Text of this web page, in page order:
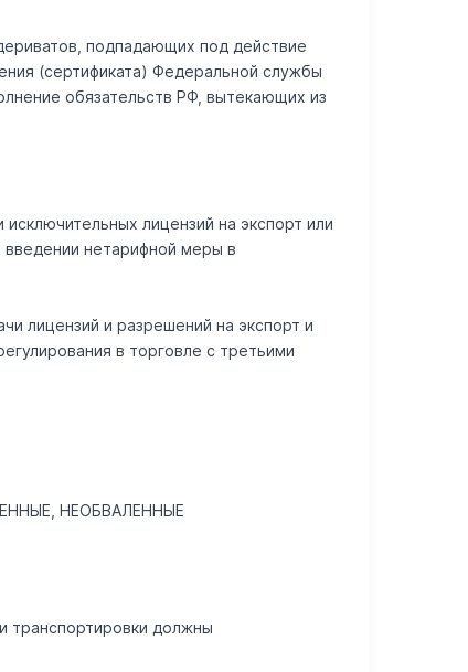
подпадающих под действие
(сертификата) Федеральной службы
обязательств РФ, вытекающих из
лицензий на экспорт или
нетарифной меры в
лицензий и разрешений на экспорт и
в торговле с третьими
НЕОБВАЛЕННЫЕ
транспортировки должны